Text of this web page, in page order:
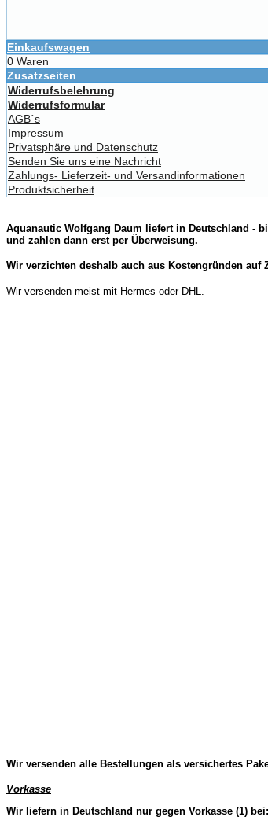
Einkaufswagen
0 Waren
Zusatzseiten
Widerrufsbelehrung
Widerrufsformular
AGB´s
Impressum
Privatsphäre und Datenschutz
Senden Sie uns eine Nachricht
Zahlungs- Lieferzeit- und Versandinformationen
Produktsicherheit
Aquanautic Wolfgang Daum liefert in Deutschland -
und zahlen dann erst per Überweisung.
Wir verzichten deshalb auch aus Kostengründen
Wir versenden meist mit Hermes oder DHL.
Wir versenden alle Bestellungen als versichertes
Vorkasse
Wir liefern in Deutschland nur gegen Vorkasse (1) bei: